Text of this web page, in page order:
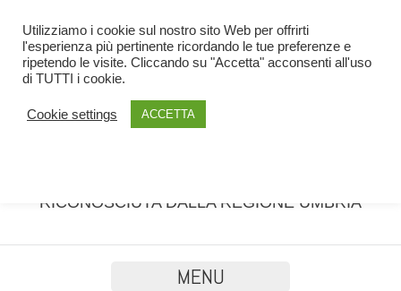
RICONOSCIUTA DALLA REGIONE UMBRIA
MENU
Utilizziamo i cookie sul nostro sito Web per offrirti
l'esperienza più pertinente ricordando le tue preferenze e
ripetendo le visite. Cliccando su "Accetta" acconsenti all'uso
di TUTTI i cookie.
Cookie settings ACCETTA